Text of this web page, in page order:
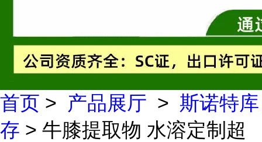
首页 > 产品展厅 > 斯诺特库
存 > 牛膝提取物 水溶定制超